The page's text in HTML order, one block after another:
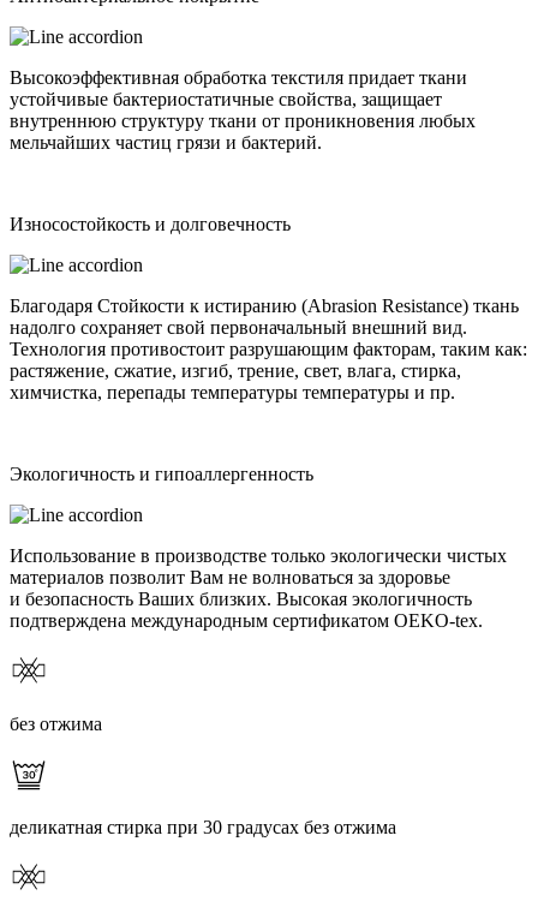
Высокоэффективная обработка текстиля придает ткани
устойчивые бактериостатичные свойства, защищает
внутреннюю структуру ткани от проникновения любых
мельчайших частиц грязи и бактерий.
Износостойкость и долговечность
Благодаря Стойкости к истиранию (Abrasion Resistance) ткань
надолго сохраняет свой первоначальный внешний вид.
Технология противостоит разрушающим факторам, таким как:
растяжение, сжатие, изгиб, трение, свет, влага, стирка,
химчистка, перепады температуры температуры и пр.
Экологичность и гипоаллергенность
Использование в производстве только экологически чистых
материалов позволит Вам не волноваться за здоровье
и безопасность Ваших близких. Высокая экологичность
подтверждена международным сертификатом OEKO-tex.
без отжима
деликатная стирка при 30 градусах без отжима